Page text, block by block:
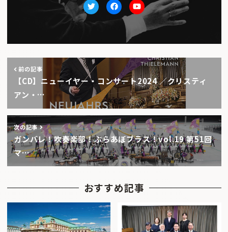
TwitterfacebookYoutube
前の記事
【CD】ニューイヤー・コンサート2024 ／クリスティ
アン・…
次の記事
ガンバレ！吹奏楽部！ぶらあぼブラス！vol.19 第51回
マ…
おすすめ記事